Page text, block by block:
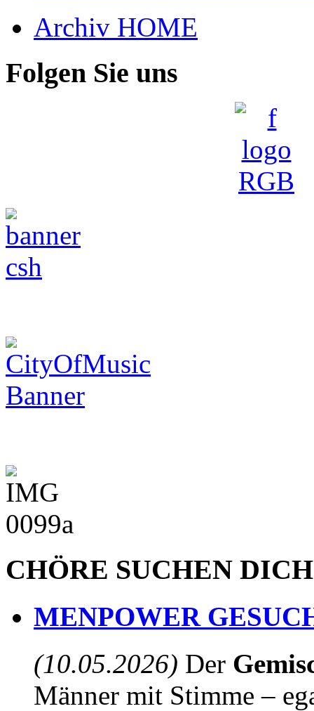
Archiv HOME
Folgen Sie uns
CHÖRE SUCHEN DICH
MENPOWER
(10.05.2026) Der
Männer mit Stimme –